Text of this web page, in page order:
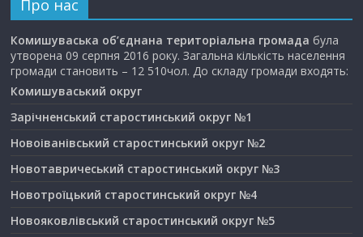
Про нас
Комишуваська об’єднана територіальна громада була
утворена 09 серпня 2016 року. Загальна кількість населення
громади становить – 12 510чол. До складу громади входять:
Комишуваський округ
Зарічненський старостинський округ №1
Новоіванівський старостинський округ №2
Новотавричеський старостинський округ №3
Новотроїцький старостинський округ №4
Новояковлівський старостинський округ №5